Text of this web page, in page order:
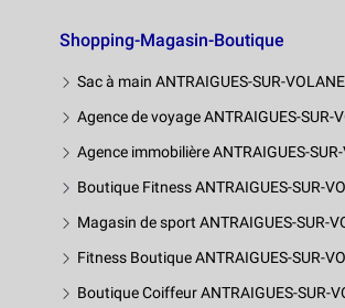
Shopping-Magasin-Boutique
Sac à main ANTRAIGUES-SUR-VOLANE
Agence de voyage ANTRAIGUES-SUR-
Agence immobilière ANTRAIGUES-
Boutique Fitness ANTRAIGUES-SUR-
Magasin de sport ANTRAIGUES-SUR-
Fitness Boutique ANTRAIGUES-SUR-
Boutique Coiffeur ANTRAIGUES-SUR-